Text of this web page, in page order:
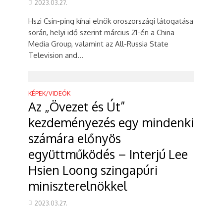
2023.03.27.
Hszi Csin-ping kínai elnök oroszországi látogatása
során, helyi idő szerint március 21-én a China
Media Group, valamint az All-Russia State
Television and...
KÉPEK/VIDEÓK
Az „Övezet és Út”
kezdeményezés egy mindenki
számára előnyös
együttműködés – Interjú Lee
Hsien Loong szingapúri
miniszterelnökkel
2023.03.27.